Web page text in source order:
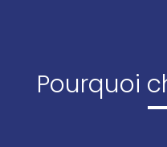
Pourquoi